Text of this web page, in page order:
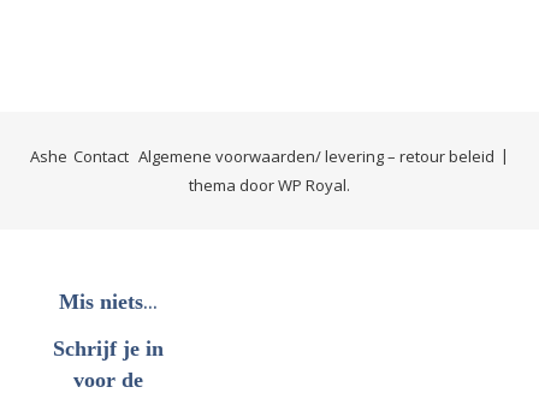
Contact Algemene voorwaarden/ levering – retour beleid
Ashe
thema doorWP Royal.
Mis niets...
Schrijf je in
voor de